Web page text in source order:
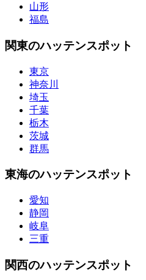
山形
福島
関東のハッテンスポット
東京
神奈川
埼玉
千葉
栃木
茨城
群馬
東海のハッテンスポット
愛知
静岡
岐阜
三重
関西のハッテンスポット